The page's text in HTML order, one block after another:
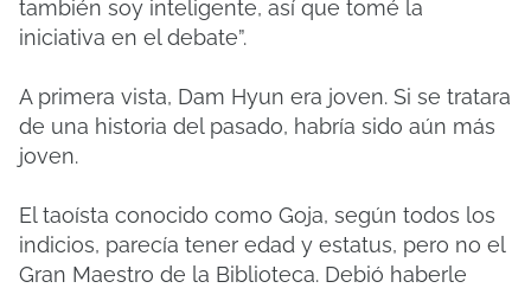
también soy inteligente, así que tomé la
iniciativa en el debate”.
A primera vista, Dam Hyun era joven. Si se tratara
de una historia del pasado, habría sido aún más
joven.
El taoísta conocido como Goja, según todos los
indicios, parecía tener edad y estatus, pero no el
Gran Maestro de la Biblioteca. Debió haberle